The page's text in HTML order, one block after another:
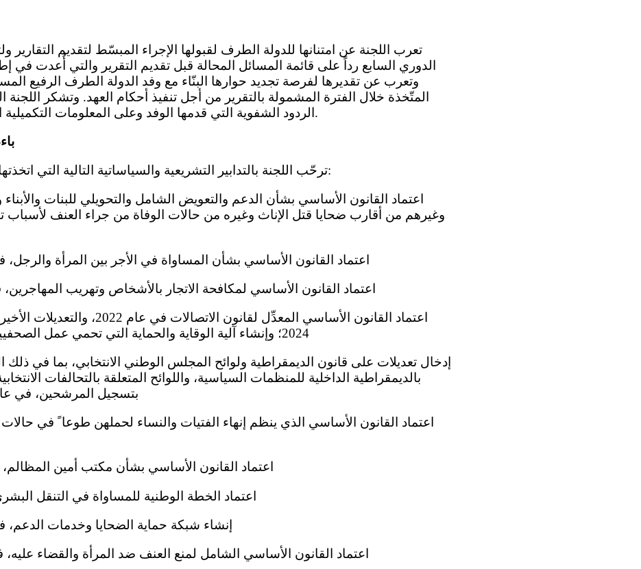
الدوري السابع رداً على قائمة المسائل المحالة قبل تقديم التقرير والتي أُعدت في
وتعرب عن تقديرها لفرصة تجديد حوارها البنّاء مع وفد الدولة الطرف الرفيع
المتّخذة خلال الفترة المشمولة بالتقرير من أجل تنفيذ أحكام العهد. وتشكر
الردود الشفوية التي قدمها الوفد وعلى المعلومات التكميلية المقدمة إليها كتابةً.
3- ترحّب اللجنة بالتدابير التشريعية والسياساتية التالية التي اتخذتها الدولة الطرف:
وغيرهم من أقارب ضحايا قتل الإناث وغيره من حالات الوفاة من جراء العنف لأسباب
(ب) اعتماد القانون الأساسي بشأن المساواة في الأجر بين المرأة والرجل، في
(ج) اعتماد القانون الأساسي لمكافحة الاتجار بالأشخاص وتهريب المهاجرين، في
2024؛ وإنشاء آلية الوقاية والحماية التي تحمي عمل الصحفيين، في عام 2023؛
بالديمقراطية الداخلية للمنظمات السياسية، واللوائح المتعلقة بالتحالفات
بتسجيل المرشحين، في عامي 2020
(ز) اعتماد القانون الأساسي بشأن مكتب أمين المظالم، في
(ح) اعتماد الخطة الوطنية للمساواة في التنقل البشري 2021-
(ط) إنشاء شبكة حماية الضحايا وخدمات الدعم، في
(ي) اعتماد القانون الأساسي الشامل لمنع العنف ضد المرأة والقضاء عليه، في